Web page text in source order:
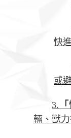
快
或
3.
輛、獸